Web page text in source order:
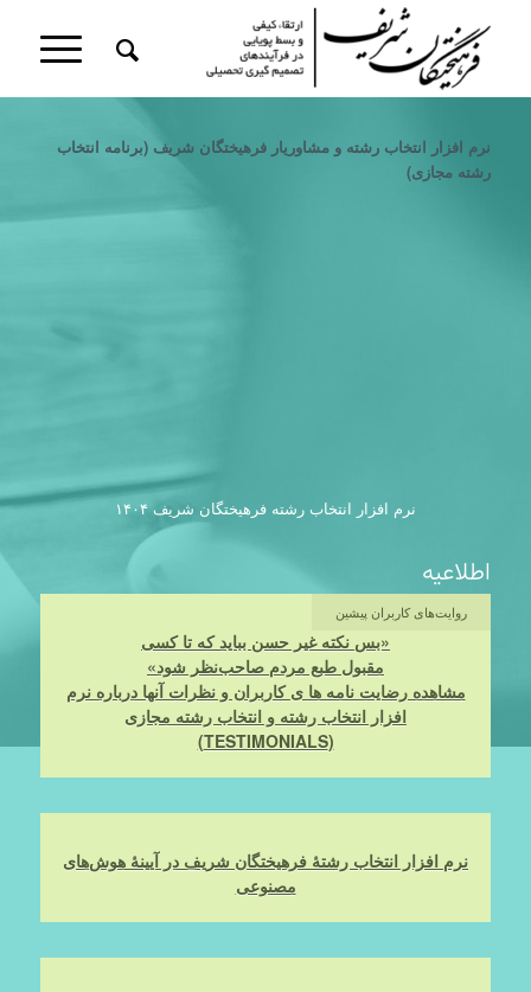
نرم افزار انتخاب رشته و مشاوریار فرهیختگان شریف (برنامه انتخاب
رشته مجازی)
نرم‌ افزار انتخاب رشته فرهیختگان شریف ۱۴۰۴
اطلاعیه
روایت‌های کاربران پیشین
«بس نکته غیر حسن بباید که تا کسی
مقبول طبع مردم صاحب‌نظر شود»
مشاهده رضایت‌ نامه‌ ها ی کاربران و نظرات آنها درباره نرم
افزار انتخاب رشته و انتخاب رشته مجازی
(TESTIMONIALS)
نرم افزار انتخاب رشتۀ فرهیختگان شریف در آیینۀ هوش‌های
مصنوعی